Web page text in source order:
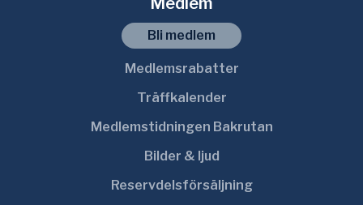
Bli medlem
Medlemsrabatter
Träffkalender
Medlemstidningen Bakrutan
Bilder & ljud
Reservdelsförsäljning